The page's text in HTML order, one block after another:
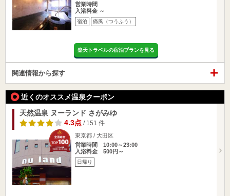
営業時間
入浴料金 ～
宿泊 痛風（つうふう）
楽天トラベルの宿泊プランを見る
関連情報から探す
近くのオススメ温泉クーポン
天然温泉 ヌーランド さがみゆ
4.3点/ 151 件
東京都 / 大田区
営業時間 10:00～23:00
入浴料金 500円～
日帰り